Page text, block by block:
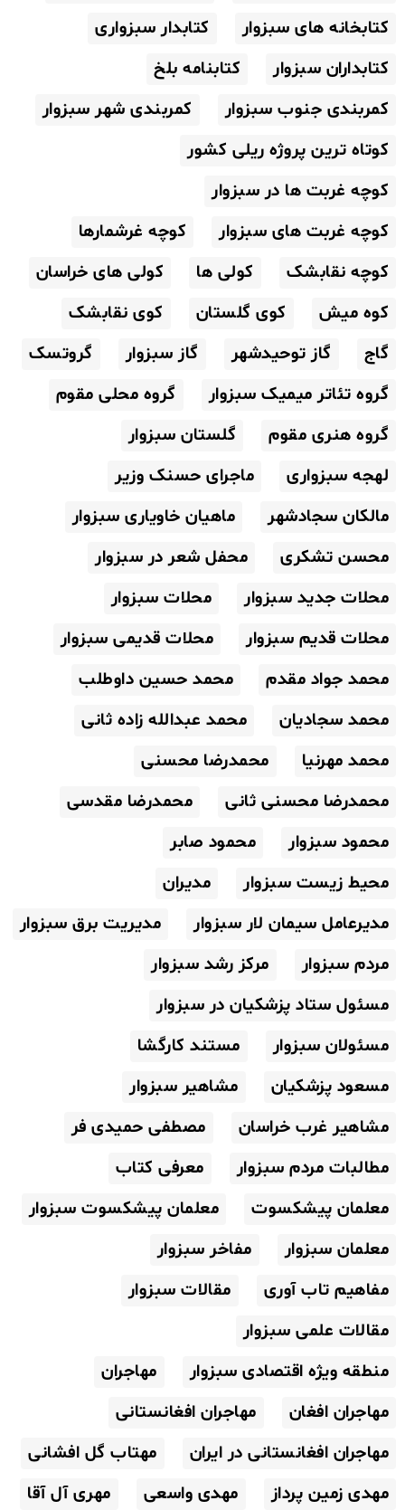
کتابخانه های سبزوار
کتابدار سبزواری
کتابداران سبزوار
کتابنامه بلخ
کمربندی جنوب سبزوار
کمربندی شهر سبزوار
کوتاه ترین پروژه ریلی کشور
کوچه غربت ها در سبزوار
کوچه غربت های سبزوار
کوچه غرشمارها
کوچه نقابشک
کولی ها
کولی های خراسان
کوه میش
کوی گلستان
کوی نقابشک
گاج
گاز توحیدشهر گاز سبزوار
گروتسک
گروه تئاتر میمیک سبزوار
گروه محلی مقوم
گروه هنری مقوم
گلستان سبزوار
لهجه سبزواری
ماجرای حسنک وزیر
مالکان سجادشهر
ماهیان خاویاری سبزوار
محسن تشکری
محفل شعر در سبزوار
محلات جدید سبزوار
محلات سبزوار
محلات قدیم سبزوار
محلات قدیمی سبزوار
محمد جواد مقدم
محمد حسین داوطلب
محمد سجادیان
محمد عبدالله زاده ثانی
محمد مهرنیا
محمدرضا محسنی
محمدرضا محسنی ثانی
محمدرضا مقدسی
محمود سبزوار
محمود صابر
محیط زیست سبزوار
مدیران
مدیرعامل سیمان لار سبزوار
مدیریت برق سبزوار
مردم سبزوار
مرکز رشد سبزوار
مسئول ستاد پزشکیان در سبزوار
مسئولان سبزوار
مستند کارگشا
مسعود پزشکیان
مشاهیر سبزوار
مشاهیر غرب خراسان
مصطفی حمیدی فر
مطالبات مردم سبزوار
معرفی کتاب
معلمان پیشکسوت
معلمان پیشکسوت سبزوار
معلمان سبزوار
مفاخر سبزوار
مفاهیم تاب آوری
مقالات سبزوار
مقالات علمی سبزوار
منطقه ویژه اقتصادی سبزوار
مهاجران
مهاجران افغان
مهاجران افغانستانی
مهاجران افغانستانی در ایران
مهتاب گل افشانی
مهدی زمین پرداز
مهدی واسعی مهری آل آقا